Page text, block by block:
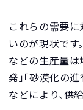
これらの需要に
いのが現状です
などの生産量は
発」「砂漠化の
などにより、供